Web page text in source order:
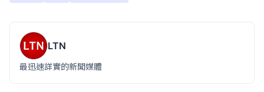
LTN
最迅速詳實的新聞媒體